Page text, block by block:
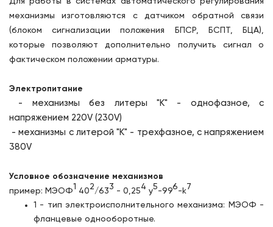
механизмы изготовляются с датчиком обратной связи
(блоком сигнализации положения БПСР, БСПТ, БЦА),
которые позволяют дополнительно получить сигнал о
фактическом положении арматуры.
Электропитание
- механизмы без литеры "К" - однофазное, с
напряжением 220V (230V)
- механизмы с литерой "К" - трехфазное, с напряжением
380V
Условное обозначение механизмов
пример: МЭОФ1 402/633 - 0,254 у5-996-k7
1 - тип электроисполнительного механизма: МЭОФ -
фланцевые однооборотные.